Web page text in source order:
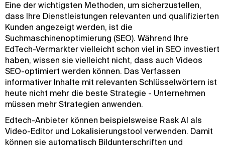
Eine der wichtigsten Methoden, um sicherzustellen,
dass Ihre Dienstleistungen relevanten und qualifizierten
Kunden angezeigt werden, ist die
Suchmaschinenoptimierung (SEO). Während Ihre
EdTech-Vermarkter vielleicht schon viel in SEO investiert
haben, wissen sie vielleicht nicht, dass auch Videos
SEO-optimiert werden können. Das Verfassen
informativer Inhalte mit relevanten Schlüsselwörtern ist
heute nicht mehr die beste Strategie - Unternehmen
müssen mehr Strategien anwenden.
Edtech-Anbieter können beispielsweise Rask AI als
Video-Editor und Lokalisierungstool verwenden. Damit
können sie automatisch Bildunterschriften und